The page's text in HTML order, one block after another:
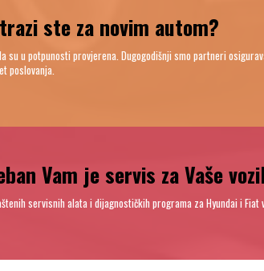
ste za novim autom?
su u potpunosti provjerena. Dugogodišnji smo partneri
poslovanja.
Vam je servis za Vaše
servisnih alata i dijagnostičkih programa za Hyundai i